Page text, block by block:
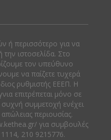
ή περισσότερο για να
την ιστοσελίδα. Στο
τον υπεύθυνο
να παίζετε τυχερά
ρυθμιστής ΕΕΕΠ. Η
επιτρέπεται μόνο σε
συμμετοχή ενέχει
περιουσίας.
για συμβουλές
1114, 210 9215776.